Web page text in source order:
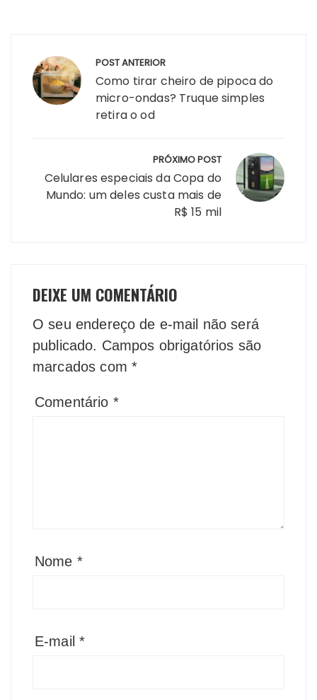
de
Post
POST ANTERIOR
Como tirar cheiro de pipoca do
micro-ondas? Truque simples
retira o od
PRÓXIMO POST
Celulares especiais da Copa do
Mundo: um deles custa mais de
R$ 15 mil
DEIXE UM COMENTÁRIO
O seu endereço de e-mail não será
publicado. Campos obrigatórios são
marcados com *
Comentário *
Nome *
E-mail*